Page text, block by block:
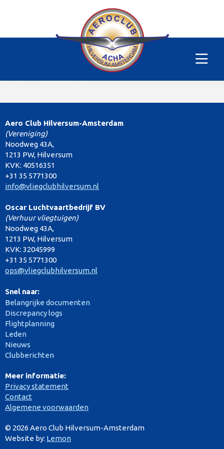
Solo training
Aero Club Hilversum-Amsterdam
(Vereniging)
Noodweg 43A,
1213 PW, Hilversum
KVK: 40516351
+31 35 5771300
info@vliegclubhilversum.nl
Oscar Luchtvaartbedrijf BV
(Verhuur vliegtuigen)
Noodweg 43A,
1213 PW, Hilversum
KVK: 32045999
+31 35 5771300
ops@vliegclubhilversum.nl
Snel naar:
Belangrijke documenten
Discrepancy logs
Flightplanning
Leden
Nieuws
Clubberichten
Meer informatie:
Privacy statement
Contact
Algemene voorwaarden
© 2026 Aero Club Hilversum-Amsterdam
Website by: Lemon